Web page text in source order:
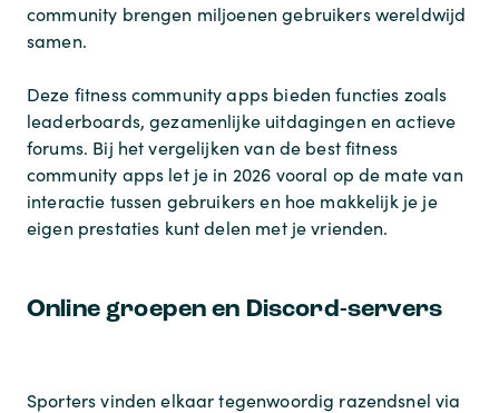
community brengen miljoenen gebruikers wereldwijd
samen.
Deze fitness community apps bieden functies zoals
leaderboards, gezamenlijke uitdagingen en actieve
forums. Bij het vergelijken van de best fitness
community apps let je in 2026 vooral op de mate van
interactie tussen gebruikers en hoe makkelijk je je
eigen prestaties kunt delen met je vrienden.
Online groepen en Discord-servers
Sporters vinden elkaar tegenwoordig razendsnel via